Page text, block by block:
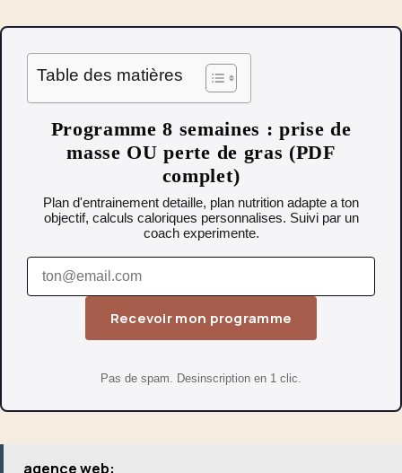
Table des matières
Programme 8 semaines : prise de
masse OU perte de gras (PDF
complet)
Plan d'entrainement detaille, plan nutrition adapte a ton
objectif, calculs caloriques personnalises. Suivi par un
coach experimente.
Recevoir mon programme
Pas de spam. Desinscription en 1 clic.
agence web: